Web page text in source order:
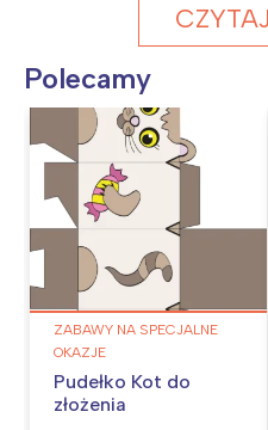
Polecamy
ZABAWY NA SPECJALNE
OKAZJE
Pudełko Kot do
złożenia